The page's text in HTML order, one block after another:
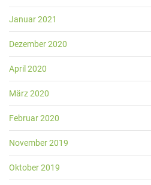
Januar 2021
Dezember 2020
April 2020
März 2020
Februar 2020
November 2019
Oktober 2019